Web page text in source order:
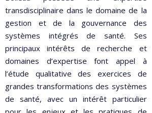
transdisciplinaire dans le domaine de la
gestion et de la gouvernance des
systèmes intégrés de santé. Ses
principaux intérêts de recherche et
domaines d’expertise font appel à
l’étude qualitative des exercices de
grandes transformations des systèmes
de santé, avec un intérêt particulier